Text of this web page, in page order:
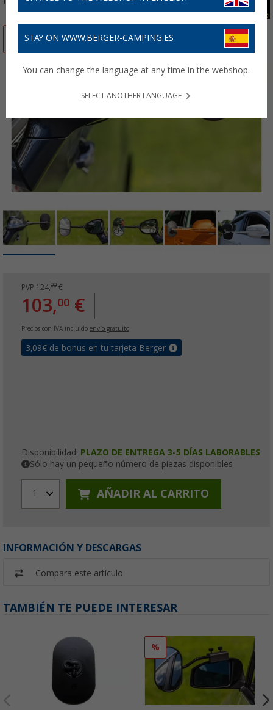
-16%
PVP 124,00€
103,00 €
Precios con IVA incluido envío gratuito
3,09€ de bonus en tu tarjeta Berger
Disponibilidad: PLAZO DE ENTREGA 3-5 DÍAS LABORABLES
Sólo hay un pequeño número de piezas disponibles
1 AÑADIR AL CARRITO
INFORMACIÓN Y DESCARGAS
Compara este artículo
TAMBIÉN TE PUEDE INTERESAR
%
STAY ON WWW.BERGER-CAMPING.ES
You can change the language at any time in the webshop.
SELECT ANOTHER LANGUAGE